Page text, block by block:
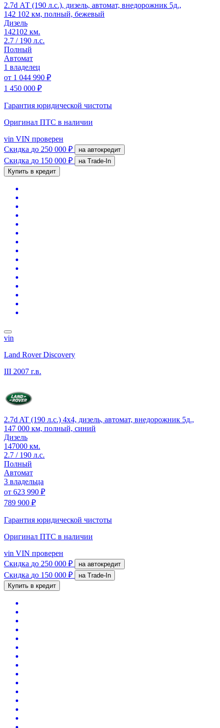
2.7d АТ (190 л.с.), дизель, автомат, внедорожник 5д.,
142 102 км, полный, бежевый
Дизель
142102 км.
2.7 / 190 л.с.
Полный
Автомат
1 владелец
от 1 044 990 ₽
1 450 000 ₽
Гарантия юридической чистоты
Оригинал ПТС в наличии
vin VIN проверен
Скидка до 250 000 ₽ на автокредит
Скидка до 150 000 ₽
на Trade-In
Купить в кредит
vin
Land Rover Discovery
III 2007 г.в.
2.7d AT (190 л.с.) 4x4, дизель, автомат, внедорожник 5д.,
147 000 км, полный, синий
Дизель
147000 км.
2.7 / 190 л.с.
Полный
Автомат
3 владельца
от 623 990 ₽
789 900 ₽
Гарантия юридической чистоты
Оригинал ПТС в наличии
vin VIN проверен
Скидка до 250 000 ₽ на автокредит
Скидка до 150 000 ₽
на Trade-In
Купить в кредит